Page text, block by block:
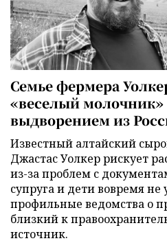
Семье фермера
«веселый
выдворением из
Известный алтайский
Джастас Уолкер рискует
из-за проблем с
супруга и дети вовремя
профильные ведомства о
близкий к
источник.